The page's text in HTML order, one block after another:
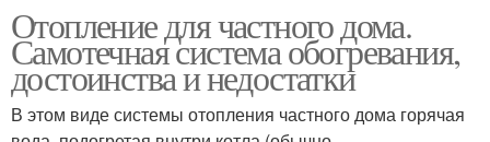
Отопление для частного дома.
Самотечная система обогревания,
достоинства и недостатки
В этом виде системы отопления частного дома горячая